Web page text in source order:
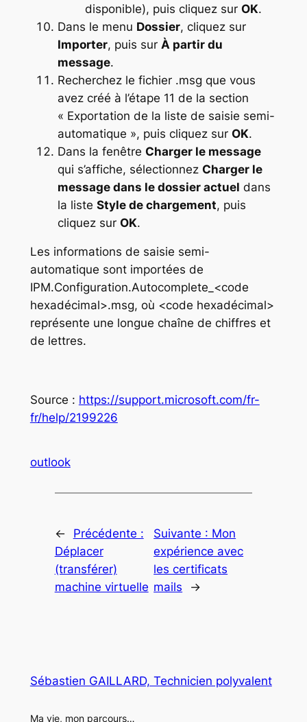
disponible), puis cliquez sur OK.
Dans le menu Dossier, cliquez sur
Importer, puis sur À partir du
message.
Recherchez le fichier .msg que vous
avez créé à l’étape 11 de la section
« Exportation de la liste de saisie semi-
automatique », puis cliquez sur OK.
Dans la fenêtre Charger le message
qui s’affiche, sélectionnez Charger le
message dans le dossier actuel dans
la liste Style de chargement, puis
cliquez sur OK.
Les informations de saisie semi-
automatique sont importées de
IPM.Configuration.Autocomplete_<code
hexadécimal>.msg, où <code hexadécimal>
représente une longue chaîne de chiffres et
de lettres.
Source : https://support.microsoft.com/fr-
fr/help/2199226
outlook
←
Précédente :
Déplacer
(transférer)
machine virtuelle
Suivante : Mon
expérience avec
les certificats
mails
→
Sébastien GAILLARD, Technicien polyvalent
Ma vie, mon parcours…